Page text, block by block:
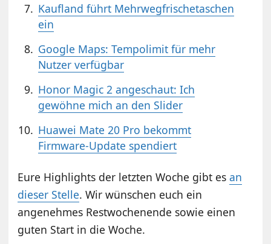
Kaufland führt Mehrwegfrischetaschen
ein
Google Maps: Tempolimit für mehr
Nutzer verfügbar
Honor Magic 2 angeschaut: Ich
gewöhne mich an den Slider
Huawei Mate 20 Pro bekommt
Firmware-Update spendiert
Eure Highlights der letzten Woche gibt esan
dieser Stelle. Wir wünschen euch ein
angenehmes Restwochenende sowie einen
guten Start in die Woche.